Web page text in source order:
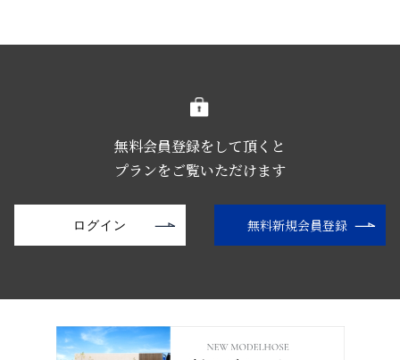
無料会員登録をして頂くと
プランをご覧いただけます
ログイン 無料新規会員登録